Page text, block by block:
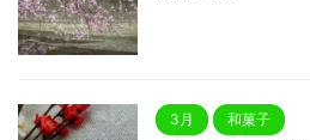
3月 和菓子